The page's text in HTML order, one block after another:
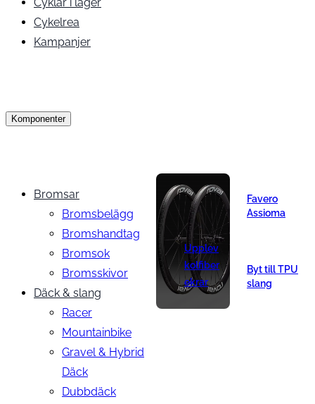
Cykelrea
Kampanjer
Komponenter
Bromsar
Bromsbelägg
Bromshandtag
Bromsok
Bromsskivor
Däck & slang
Racer
Mountainbike
Gravel & Hybrid
Däck
Dubbdäck
Upplev
kolfiber
ekrar
Favero
Assioma
Byt till TPU
slang